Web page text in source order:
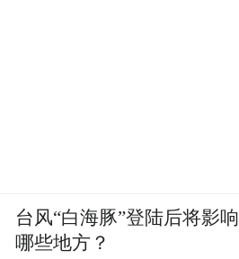
台风“白海豚”登陆后将影响
哪些地方？